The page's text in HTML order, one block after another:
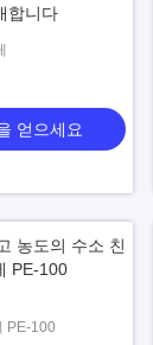
합니다
얻으세요
농도의 수소 친
PE-100
PE-100